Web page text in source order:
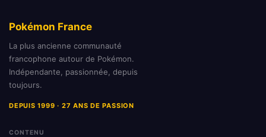
Pokémon France
La plus ancienne communauté
francophone autour de Pokémon.
Indépendante, passionnée, depuis
toujours.
DEPUIS 1999 · 27 ANS DE PASSION
CONTENU